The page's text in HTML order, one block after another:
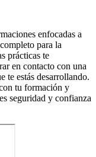
enfocadas a
para la
prácticas te
en contacto con una
te estás desarrollando.
tu formación y
seguridad y confianza